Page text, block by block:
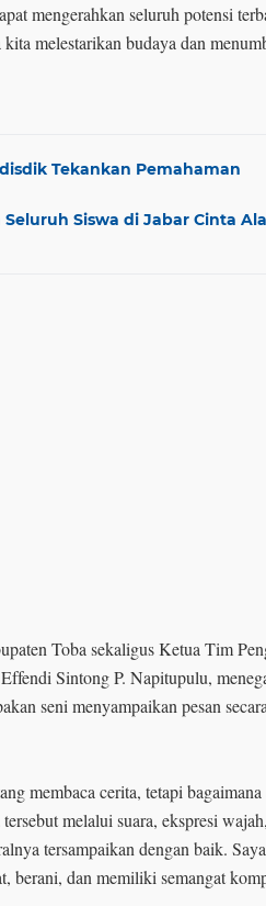
mengerahkan seluruh potensi
melestarikan budaya dan
Tekankan Pemahaman
Siswa di Jabar Cinta
Toba sekaligus Ketua Tim
Sintong P. Napitupulu,
seni menyampaikan pesan
membaca cerita, tetapi bagaimana
melalui suara, ekspresi
tersampaikan dengan baik.
berani, dan memiliki semangat